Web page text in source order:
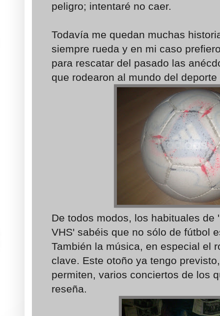
peligro; intentaré no caer.
Todavía me quedan muchas
siempre rueda y en mi caso
para rescatar del pasado las
que rodearon al mundo del
De todos modos, los habituales de
VHS' sabéis que no sólo de fútbol
También la música, en especial el
clave. Este otoño ya tengo
permiten, varios conciertos de los
reseña.